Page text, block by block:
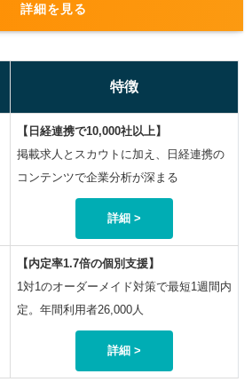
詳細を見る
特徴
【日経連携で10,000社以上】
掲載求人とスカウトに加え、日経連携の
コンテンツで企業分析が深まる
詳細 >
【内定率1.7倍の個別支援】
1対1のオーダーメイド対策で最短1週間内
定。年間利用者26,000人
詳細 >